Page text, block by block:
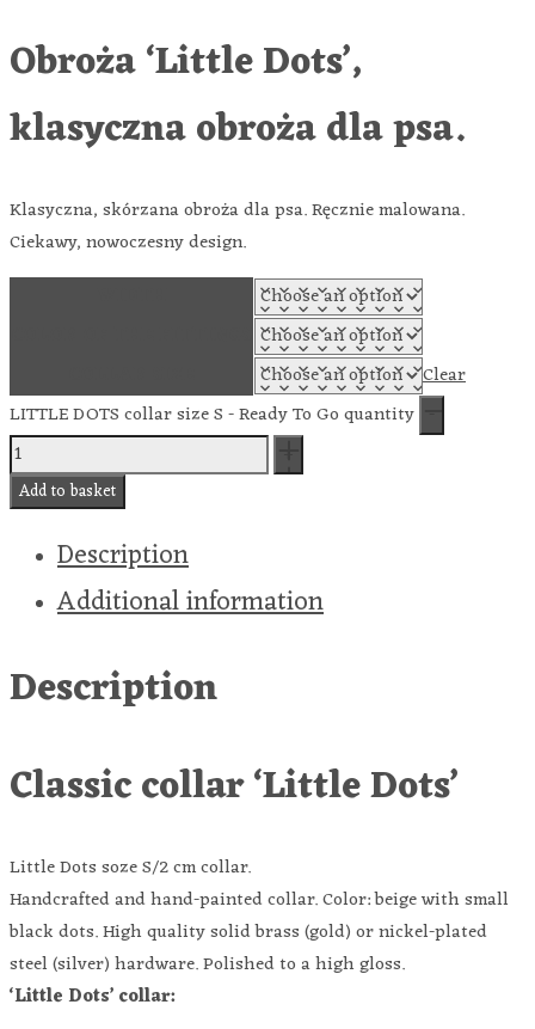
Obroża ‘Little Dots’,
klasyczna obroża dla psa.
Klasyczna, skórzana obroża dla psa. Ręcznie malowana.
Ciekawy, nowoczesny design.
Clear
LITTLE DOTS collar size S - Ready To Go quantity
Add to basket
Description
Additional information
Description
Classic collar ‘Little Dots’
Little Dots soze S/2 cm collar.
Handcrafted and hand-painted collar. Color: beige with small
black dots. High quality solid brass (gold) or nickel-plated
steel (silver) hardware. Polished to a high gloss.
‘Little Dots’ collar: